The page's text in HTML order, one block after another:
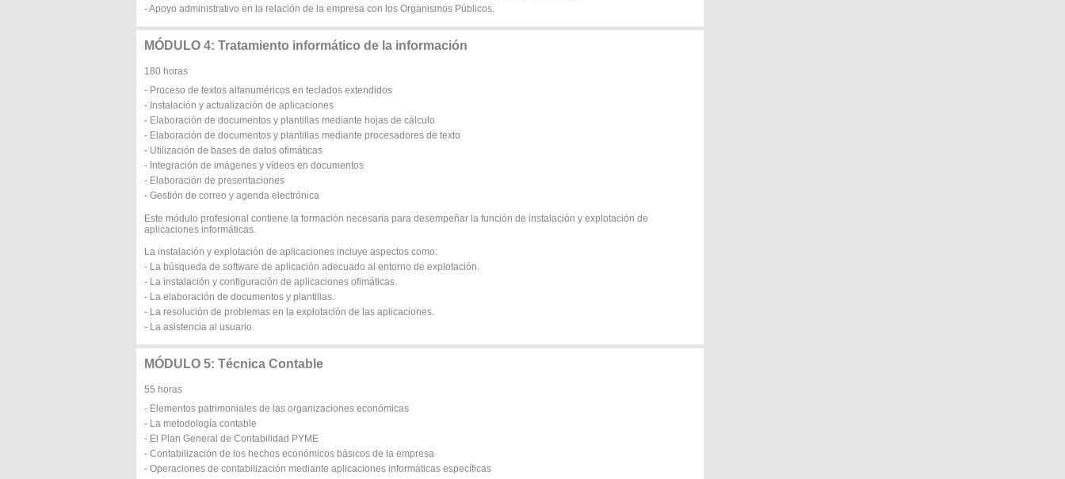
- Apoyo administrativo en la relación de la empresa con los Organismos Públicos.
MÓDULO 4: Tratamiento informático de la información
180 horas
- Proceso de textos alfanuméricos en teclados extendidos
- Instalación y actualización de aplicaciones
- Elaboración de documentos y plantillas mediante hojas de cálculo
- Elaboración de documentos y plantillas mediante procesadores de texto
- Utilización de bases de datos ofimáticas
- Integración de imágenes y vídeos en documentos
- Elaboración de presentaciones
- Gestión de correo y agenda electrónica
Este módulo profesional contiene la formación necesaria para desempeñar la función de instalación y explotación de
aplicaciones informáticas.
La instalación y explotación de aplicaciones incluye aspectos como:
- La búsqueda de software de aplicación adecuado al entorno de explotación.
- La instalación y configuración de aplicaciones ofimáticas.
- La elaboración de documentos y plantillas.
- La resolución de problemas en la explotación de las aplicaciones.
- La asistencia al usuario.
MÓDULO 5: Técnica Contable
55 horas
- Elementos patrimoniales de las organizaciones económicas
- La metodología contable
- El Plan General de Contabilidad PYME
- Contabilización de los hechos económicos básicos de la empresa
- Operaciones de contabilización mediante aplicaciones informáticas específicas